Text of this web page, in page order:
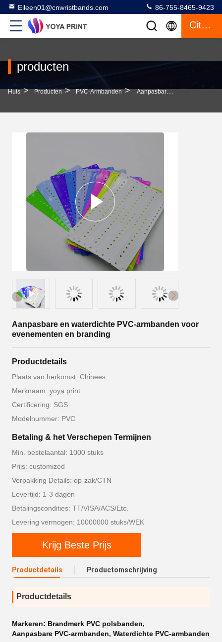
Eileen01@cnwristbands.com 86-755-8465-9423
Citaat
producten
Huis > Producten > PVC-Armbanden > Aanpasbare En Waterdichte PVC-Armbanden Voor Evenementen En Branding
Aanpasbare en waterdichte PVC-armbanden voor
evenementen en branding
Productdetails
Plaats van herkomst: Chinees
Merknaam: yoya print
Certificering: SGS
Modelnummer: PVC
Betaling & het Verschepen Termijnen
Min. bestelaantal: 1000 stuks
Prijs: customized
Verpakking Details: op-zak/CTN
Levertijd: 1-3 dagen
Betalingscondities: TT/VISA/ACS/Etc.
Levering vermogen: 10000000 stuks/WEK
Krijg Beste Prijs
Productdetails Productomschrijving
Productdetails
Markeren: Brandmerk PVC polsbanden,
Aanpasbare PVC-armbanden, Waterdichte PVC-armbanden